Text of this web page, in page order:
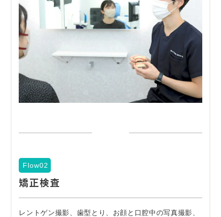
Flow02
矯正検査
レントゲン撮影、歯型とり、お顔と口腔中の写真撮影、